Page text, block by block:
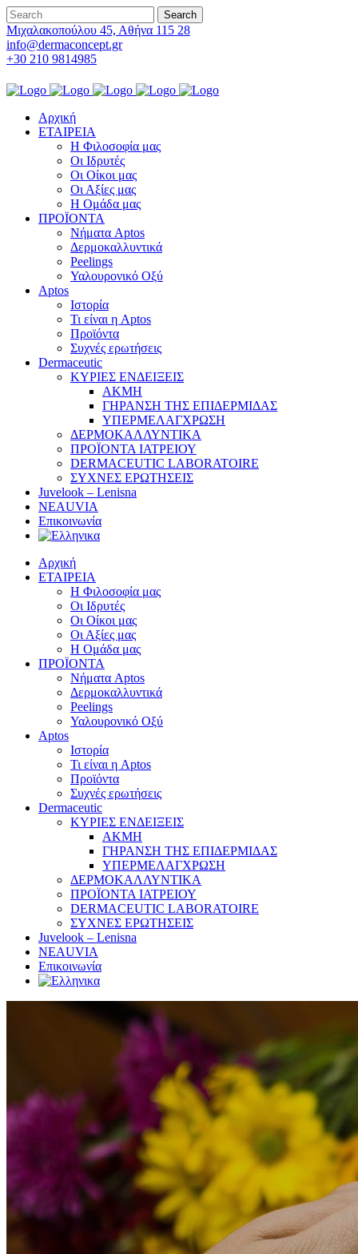
Μιχαλακοπούλου 45, Αθήνα 115 28
info@dermaconcept.gr
+30 210 9814985
Αρχική
ΕΤΑΙΡΕΙΑ
Η Φιλοσοφία μας
Οι Ιδρυτές
Οι Οίκοι μας
Οι Αξίες μας
Η Ομάδα μας
ΠΡΟΪΟΝΤΑ
Νήματα Aptos
Δερμοκαλλυντικά
Peelings
Υαλουρονικό Οξύ
Aptos
Ιστορία
Τι είναι η Aptos
Προϊόντα
Συχνές ερωτήσεις
Dermaceutic
ΚΥΡΙΕΣ ΕΝΔΕΙΞΕΙΣ
ΑΚΜΗ
ΓΗΡΑΝΣΗ ΤΗΣ ΕΠΙΔΕΡΜΙΔΑΣ
ΥΠΕΡΜΕΛΑΓΧΡΩΣΗ
ΔΕΡΜΟΚΑΛΛΥΝΤΙΚΑ
ΠΡΟΪΟΝΤΑ ΙΑΤΡΕΙΟΥ
DERMACEUTIC LABORATOIRE
ΣΥΧΝΕΣ ΕΡΩΤΗΣΕΙΣ
Juvelook – Lenisna
NEAUVIA
Επικοινωνία
Αρχική
ΕΤΑΙΡΕΙΑ
Η Φιλοσοφία μας
Οι Ιδρυτές
Οι Οίκοι μας
Οι Αξίες μας
Η Ομάδα μας
ΠΡΟΪΟΝΤΑ
Νήματα Aptos
Δερμοκαλλυντικά
Peelings
Υαλουρονικό Οξύ
Aptos
Ιστορία
Τι είναι η Aptos
Προϊόντα
Συχνές ερωτήσεις
Dermaceutic
ΚΥΡΙΕΣ ΕΝΔΕΙΞΕΙΣ
ΑΚΜΗ
ΓΗΡΑΝΣΗ ΤΗΣ ΕΠΙΔΕΡΜΙΔΑΣ
ΥΠΕΡΜΕΛΑΓΧΡΩΣΗ
ΔΕΡΜΟΚΑΛΛΥΝΤΙΚΑ
ΠΡΟΪΟΝΤΑ ΙΑΤΡΕΙΟΥ
DERMACEUTIC LABORATOIRE
ΣΥΧΝΕΣ ΕΡΩΤΗΣΕΙΣ
Juvelook – Lenisna
NEAUVIA
Επικοινωνία